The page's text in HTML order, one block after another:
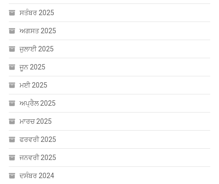
ਸਤੰਬਰ 2025
ਅਗਸਤ 2025
ਜੁਲਾਈ 2025
ਜੂਨ 2025
ਮਈ 2025
ਅਪ੍ਰੈਲ 2025
ਮਾਰਚ 2025
ਫਰਵਰੀ 2025
ਜਨਵਰੀ 2025
ਦਸੰਬਰ 2024